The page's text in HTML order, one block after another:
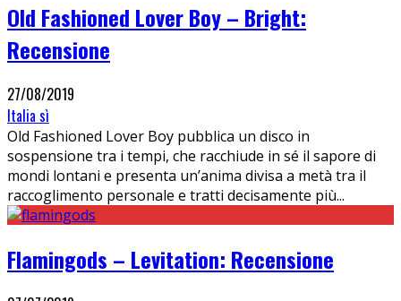
Old Fashioned Lover Boy – Bright:
Recensione
27/08/2019
Italia sì
Old Fashioned Lover Boy pubblica un disco in
sospensione tra i tempi, che racchiude in sé il sapore di
mondi lontani e presenta un’anima divisa a metà tra il
raccoglimento personale e tratti decisamente più...
Flamingods – Levitation: Recensione